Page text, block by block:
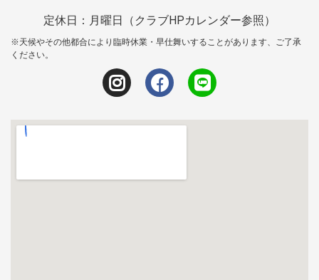
定休日：月曜日（クラブHPカレンダー参照）
※天候やその他都合により臨時休業・早仕舞いすることがあります、ご了承
ください。